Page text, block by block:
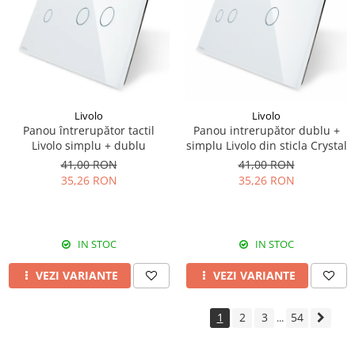
Livolo
Panou întrerupător tactil
Livolo simplu + dublu
41,00 RON
35,26 RON
IN STOC
VEZI VARIANTE
Livolo
Panou intrerupător dublu +
simplu Livolo din sticla Crystal
41,00 RON
35,26 RON
IN STOC
VEZI VARIANTE
1 2 3 ... 54